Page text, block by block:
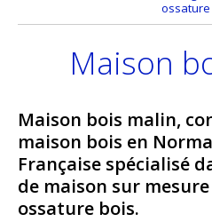
ossature
Maison
Maison bois malin,
maison bois en
Française spécialisé
de maison sur
ossature bois.